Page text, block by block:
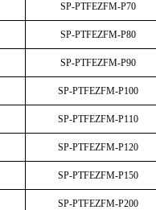
SP-PTFEZFM-P70
SP-PTFEZFM-P80
SP-PTFEZFM-P90
SP-PTFEZFM-P100
SP-PTFEZFM-P110
SP-PTFEZFM-P120
SP-PTFEZFM-P150
SP-PTFEZFM-P200